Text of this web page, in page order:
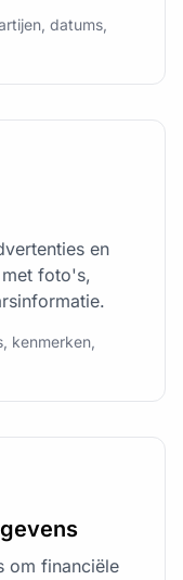
datums,
en
foto's,
kenmerken,
om financiële